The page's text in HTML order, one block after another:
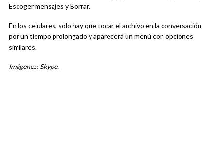
Escoger mensajes y Borrar.
En los celulares, solo hay que tocar el archivo en la conversación
por un tiempo prolongado y aparecerá un menú con opciones
similares.
Imágenes: Skype.